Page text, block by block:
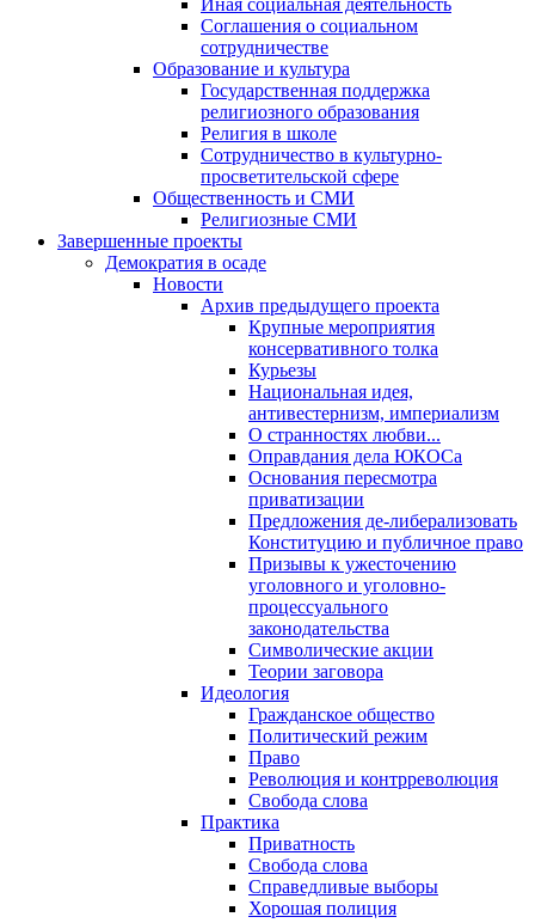
Иная социальная деятельность
Соглашения о социальном
сотрудничестве
Образование и культура
Государственная поддержка
религиозного образования
Религия в школе
Сотрудничество в культурно-
просветительской сфере
Общественность и СМИ
Религиозные СМИ
Завершенные проекты
Демократия в осаде
Новости
Архив предыдущего проекта
Крупные мероприятия
консервативного толка
Курьезы
Национальная идея,
антивестернизм, империализм
О странностях любви...
Оправдания дела ЮКОСа
Основания пересмотра
приватизации
Предложения де-либерализовать
Конституцию и публичное право
Призывы к ужесточению
уголовного и уголовно-
процессуального
законодательства
Символические акции
Теории заговора
Идеология
Гражданское общество
Политический режим
Право
Революция и контрреволюция
Свобода слова
Практика
Приватность
Свобода слова
Справедливые выборы
Хорошая полиция